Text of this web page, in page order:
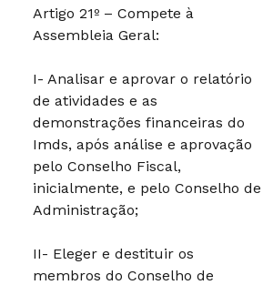
Artigo 21º – Compete à
Assembleia Geral:
I- Analisar e aprovar o relatório
de atividades e as
demonstrações financeiras do
Imds, após análise e aprovação
pelo Conselho Fiscal,
inicialmente, e pelo Conselho de
Administração;
II- Eleger e destituir os
membros do Conselho de